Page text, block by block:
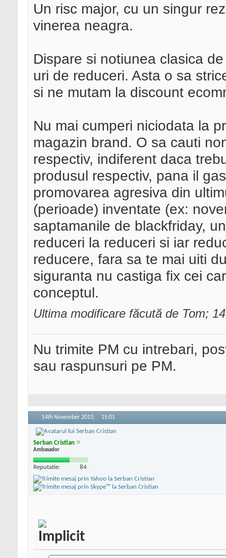
Un risc major, cu un singur
vinerea neagra.
Dispare si notiunea clasica
uri de reduceri. Asta o sa
si ne mutam la discount
Nu mai cumperi niciodata la
magazin brand. O sa cauti
respectiv, indiferent daca
produsul respectiv, pana il
promovarea agresiva din
(perioade) inventate (ex:
saptamanile de blackfriday,
reduceri la reduceri si iar
reducere, fara sa te mai uiti
siguranta nu castiga fix cei
conceptul.
Ultima modificare făcută de Tom;
Nu trimite PM cu intrebari,
sau raspunsuri pe PM.
14th November 2013, 15:01
Serban Cristian
Ambasador
Reputatie: 84